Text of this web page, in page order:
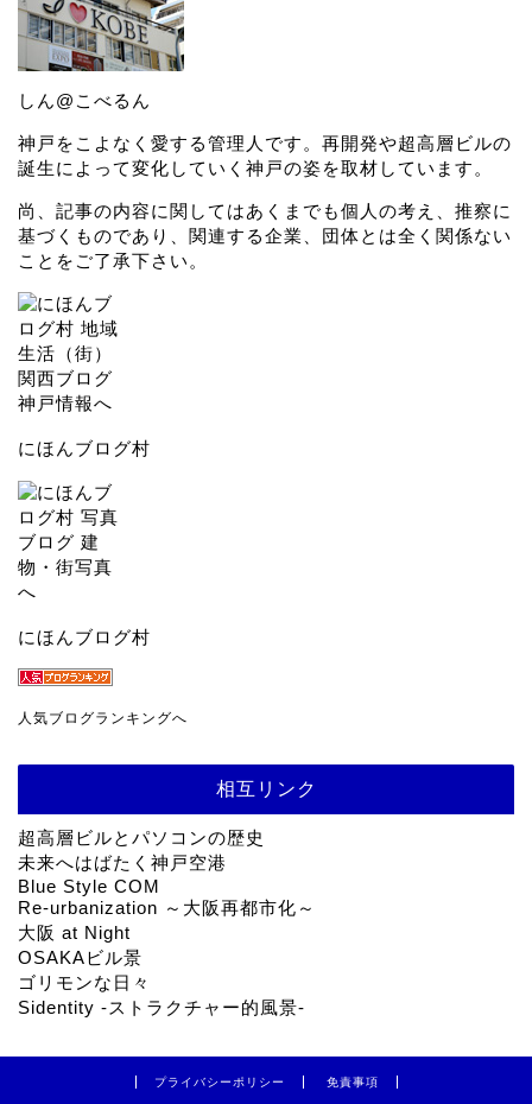
しん@こべるん
神戸をこよなく愛する管理人です。再開発や超高層ビルの
誕生によって変化していく神戸の姿を取材しています。
尚、記事の内容に関してはあくまでも個人の考え、推察に
基づくものであり、関連する企業、団体とは全く関係ない
ことをご了承下さい。
にほんブログ村
にほんブログ村
人気ブログランキングへ
相互リンク
超高層ビルとパソコンの歴史
未来へはばたく神戸空港
Blue Style COM
Re-urbanization ～大阪再都市化～
大阪 at Night
OSAKAビル景
ゴリモンな日々
Sidentity -ストラクチャー的風景-
プライバシーポリシー 免責事項